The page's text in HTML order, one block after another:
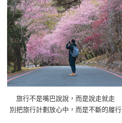
旅行不是嘴巴說說，而是說走就走
別把旅行計劃放心中，而是不斷的履行